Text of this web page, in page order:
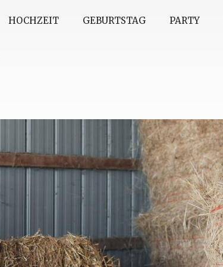
HOCHZEIT GEBURTSTAG PARTY